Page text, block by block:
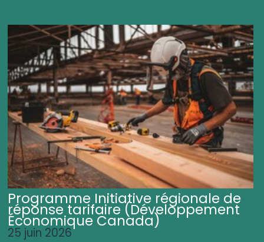
Programme Initiative régionale de
réponse tarifaire (Développement
Économique Canada)
25 juin 2026